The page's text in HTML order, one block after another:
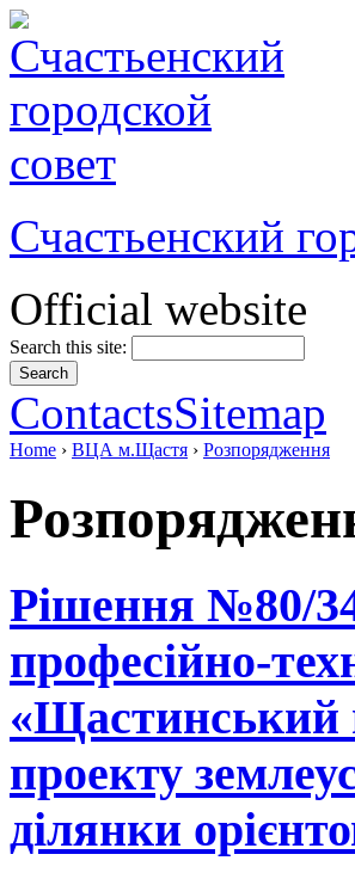
Счастьенский
Official website
Search this site:
ContactsSitemap
Home › ВЦА м.Щастя › Розпорядження
Рішення №80/
професійно-
«Щастинський
проекту
ділянки